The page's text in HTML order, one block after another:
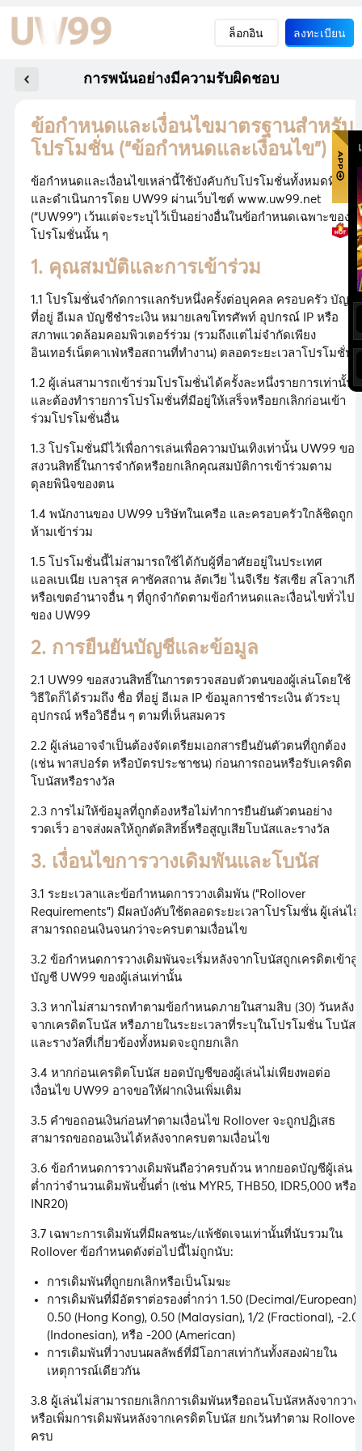
ล็อกอิน ลงทะเบียน
การพนันอย่างมีความรับผิดชอบ
ข้อกำหนดและเงื่อนไขมาตรฐานสำหรับ
โปรโมชั่น (“ข้อกำหนดและเงื่อนไข”)
ข้อกำหนดและเงื่อนไขเหล่านี้ใช้บังคับกับโปรโมชั่นทั้งหมดที่เสนอ
และดำเนินการโดย UW99 ผ่านเว็บไซต์ www.uw99.net
(“UW99”) เว้นแต่จะระบุไว้เป็นอย่างอื่นในข้อกำหนดเฉพาะของ
โปรโมชั่นนั้น ๆ
1. คุณสมบัติและการเข้าร่วม
1.1 โปรโมชั่นจำกัดการแลกรับหนึ่งครั้งต่อบุคคล ครอบครัว บัญชี
ที่อยู่ อีเมล บัญชีชำระเงิน หมายเลขโทรศัพท์ อุปกรณ์ IP หรือ
สภาพแวดล้อมคอมพิวเตอร์ร่วม (รวมถึงแต่ไม่จำกัดเพียง
อินเทอร์เน็ตคาเฟ่หรือสถานที่ทำงาน) ตลอดระยะเวลาโปรโมชั่น
1.2 ผู้เล่นสามารถเข้าร่วมโปรโมชั่นได้ครั้งละหนึ่งรายการเท่านั้น
และต้องทำรายการโปรโมชั่นที่มีอยู่ให้เสร็จหรือยกเลิกก่อนเข้า
ร่วมโปรโมชั่นอื่น
1.3 โปรโมชั่นมีไว้เพื่อการเล่นเพื่อความบันเทิงเท่านั้น UW99 ขอ
สงวนสิทธิ์ในการจำกัดหรือยกเลิกคุณสมบัติการเข้าร่วมตาม
ดุลยพินิจของตน
1.4 พนักงานของ UW99 บริษัทในเครือ และครอบครัวใกล้ชิดถูก
ห้ามเข้าร่วม
1.5 โปรโมชั่นนี้ไม่สามารถใช้ได้กับผู้ที่อาศัยอยู่ในประเทศ
แอลเบเนีย เบลารุส คาซัคสถาน ลัตเวีย ไนจีเรีย รัสเซีย สโลวาเกีย
หรือเขตอำนาจอื่น ๆ ที่ถูกจำกัดตามข้อกำหนดและเงื่อนไขทั่วไป
ของ UW99
2. การยืนยันบัญชีและข้อมูล
2.1 UW99 ขอสงวนสิทธิ์ในการตรวจสอบตัวตนของผู้เล่นโดยใช้
วิธีใดก็ได้รวมถึง ชื่อ ที่อยู่ อีเมล IP ข้อมูลการชำระเงิน ตัวระบุ
อุปกรณ์ หรือวิธีอื่น ๆ ตามที่เห็นสมควร
2.2 ผู้เล่นอาจจำเป็นต้องจัดเตรียมเอกสารยืนยันตัวตนที่ถูกต้อง
(เช่น พาสปอร์ต หรือบัตรประชาชน) ก่อนการถอนหรือรับเครดิต
โบนัสหรือรางวัล
2.3 การไม่ให้ข้อมูลที่ถูกต้องหรือไม่ทำการยืนยันตัวตนอย่าง
รวดเร็ว อาจส่งผลให้ถูกตัดสิทธิ์หรือสูญเสียโบนัสและรางวัล
3. เงื่อนไขการวางเดิมพันและโบนัส
3.1 ระยะเวลาและข้อกำหนดการวางเดิมพัน (“Rollover
Requirements”) มีผลบังคับใช้ตลอดระยะเวลาโปรโมชั่น ผู้เล่นไม่
สามารถถอนเงินจนกว่าจะครบตามเงื่อนไข
3.2 ข้อกำหนดการวางเดิมพันจะเริ่มหลังจากโบนัสถูกเครดิตเข้าสู่
บัญชี UW99 ของผู้เล่นเท่านั้น
3.3 หากไม่สามารถทำตามข้อกำหนดภายในสามสิบ (30) วันหลัง
จากเครดิตโบนัส หรือภายในระยะเวลาที่ระบุในโปรโมชั่น โบนัส
และรางวัลที่เกี่ยวข้องทั้งหมดจะถูกยกเลิก
3.4 หากก่อนเครดิตโบนัส ยอดบัญชีของผู้เล่นไม่เพียงพอต่อ
เงื่อนไข UW99 อาจขอให้ฝากเงินเพิ่มเติม
3.5 คำขอถอนเงินก่อนทำตามเงื่อนไข Rollover จะถูกปฏิเสธ
สามารถขอถอนเงินได้หลังจากครบตามเงื่อนไข
3.6 ข้อกำหนดการวางเดิมพันถือว่าครบถ้วน หากยอดบัญชีผู้เล่น
ต่ำกว่าจำนวนเดิมพันขั้นต่ำ (เช่น MYR5, THB50, IDR5,000 หรือ
INR20)
3.7 เฉพาะการเดิมพันที่มีผลชนะ/แพ้ชัดเจนเท่านั้นที่นับรวมใน
Rollover ข้อกำหนดดังต่อไปนี้ไม่ถูกนับ:
การเดิมพันที่ถูกยกเลิกหรือเป็นโมฆะ
การเดิมพันที่มีอัตราต่อรองต่ำกว่า 1.50 (Decimal/European),
0.50 (Hong Kong), 0.50 (Malaysian), 1/2 (Fractional), -2.0
(Indonesian), หรือ -200 (American)
การเดิมพันที่วางบนผลลัพธ์ที่มีโอกาสเท่ากันทั้งสองฝ่ายใน
เหตุการณ์เดียวกัน
3.8 ผู้เล่นไม่สามารถยกเลิกการเดิมพันหรือถอนโบนัสหลังจากวาง
หรือเพิ่มการเดิมพันหลังจากเครดิตโบนัส ยกเว้นทำตาม Rollover
ครบ